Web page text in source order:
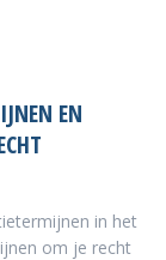
EN
in het
om je recht